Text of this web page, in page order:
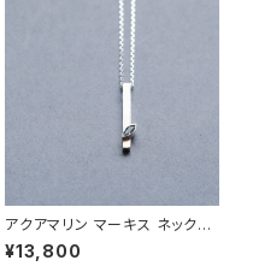
アクアマリン マーキス ネックレ
ス シルバー925 3月誕生石 メ
ンズ ユニセックス
¥13,800